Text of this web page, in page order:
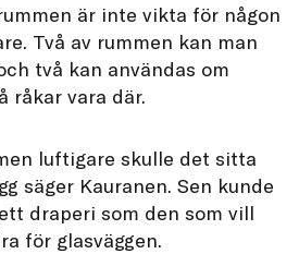
är inte vikta för någon
Två av rummen kan man
två kan användas om
råkar vara där.
luftigare skulle det sitta
säger Kauranen. Sen kunde
draperi som den som vill
för glasväggen.